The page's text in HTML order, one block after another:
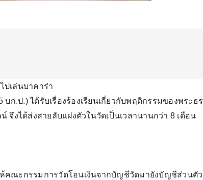
ปเล่นบาคาร่า
.ป.) ได้รับเรื่องร้องเรียนเกี่ยวกับพฤติกรรมของพระธร
จึงได้ส่งสายลับแฝงตัวในวัดเป็นเวลานานกว่า 8 เดือน
คณะกรรมการวัดโอนเงินจากบัญชีวัดมายังบัญชีส่วนตัว